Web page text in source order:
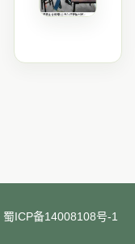
蜀ICP备14008108号-1